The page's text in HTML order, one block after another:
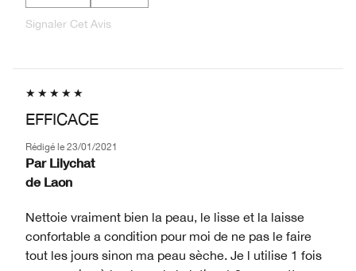
Signaler Cet Avis
EFFICACE
Rédigé le 23/01/2021
Par Lilychat
de Laon
Nettoie vraiment bien la peau, le lisse et la laisse
confortable a condition pour moi de ne pas le faire
tout les jours sinon ma peau sèche. Je l utilise 1 fois